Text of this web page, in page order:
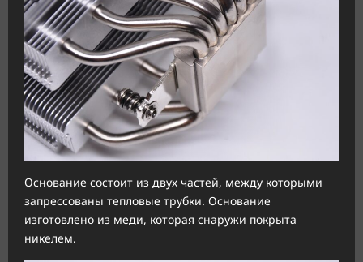
Основание состоит из двух частей, между которыми
запрессованы тепловые трубки. Основание
изготовлено из меди, которая снаружи покрыта
никелем.